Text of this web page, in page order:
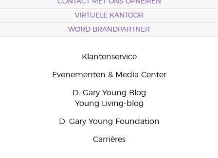
CONTACT MET ONS OPNEMEN
VIRTUELE KANTOOR
WORD BRANDPARTNER
Klantenservice
Evenementen & Media Center
D. Gary Young Blog
Young Living-blog
D. Gary Young Foundation
Carrières